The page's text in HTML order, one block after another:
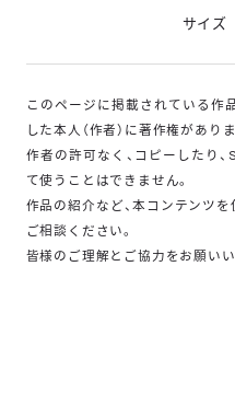
サイズ
このページに掲載されている作品
した本人（作者）に著作権がありま
作者の許可なく、コピーしたり
て使うことはできません。
作品の紹介など、本コンテンツ
ご相談ください。
皆様のご理解とご協力をお願いい